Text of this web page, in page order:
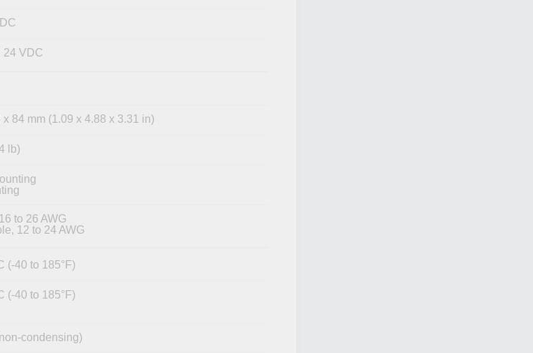
24 VDC
x 84 mm (1.09 x 4.88 x 3.31 in)
lb)
to 26 AWG
12 to 24 AWG
(-40 to 185°F)
(-40 to 185°F)
condensing)